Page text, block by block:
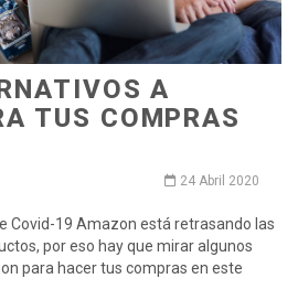
A
TUS COMPRAS
24 Abril 2020
Covid-19 Amazon está retrasando las
por eso hay que mirar algunos
para hacer tus compras en este